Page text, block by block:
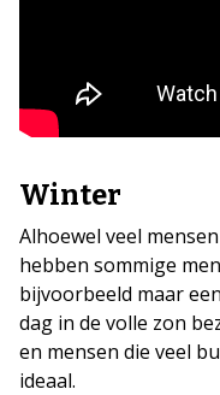
Winter
Alhoewel veel
hebben sommige
bijvoorbeeld maar
dag in de volle zon
en mensen die veel
ideaal.